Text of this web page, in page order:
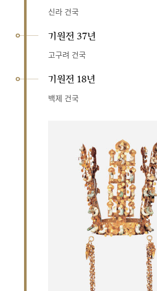
신라 건국
기원전 37년
고구려 건국
기원전 18년
백제 건국